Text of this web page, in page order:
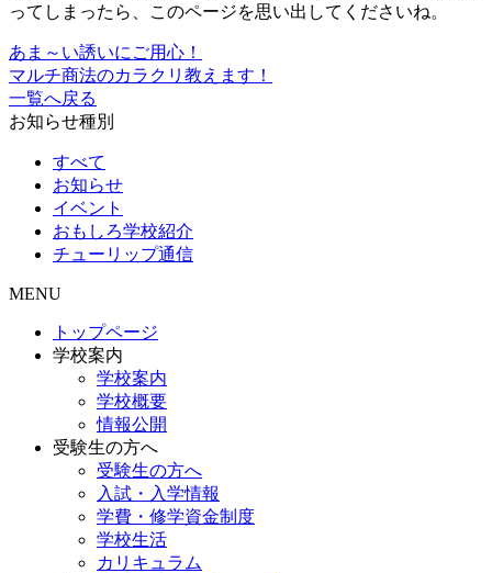
ってしまったら、このページを思い出してくださいね。
あま～い誘いにご用心！
マルチ商法のカラクリ教えます！
一覧へ戻る
お知らせ種別
すべて
お知らせ
イベント
おもしろ学校紹介
チューリップ通信
MENU
トップページ
学校案内
学校案内
学校概要
情報公開
受験生の方へ
受験生の方へ
入試・入学情報
学費・修学資金制度
学校生活
カリキュラム